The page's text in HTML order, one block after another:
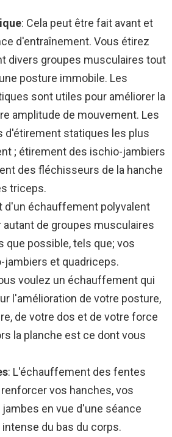
: Cela peut être fait avant et
d'entraînement. Vous étirez
divers groupes musculaires tout
posture immobile. Les
sont utiles pour améliorer la
amplitude de mouvement. Les
d'étirement statiques les plus
; étirement des ischio-jambiers
des fléchisseurs de la hanche
triceps.
d'un échauffement polyvalent
autant de groupes musculaires
que possible, tels que; vos
et quadriceps.
voulez un échauffement qui
l'amélioration de votre posture,
de votre dos et de votre force
la planche est ce dont vous
: L'échauffement des fentes
renforcer vos hanches, vos
en vue d'une séance
du bas du corps.